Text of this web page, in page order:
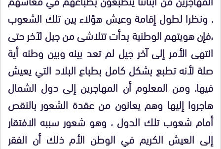
. ونظرا لطول إقامة وعيش هؤلاء بين تلك الشعوب
،فإن هويتهم الوطنية بدأت تتلاشى من جيل لآخر حتى
انتهى الأمر إلى آخر جيل لم تعد بينه وبين وطنه أية
صلة لأنه تطبع بشكل كامل بطباع البلاد التي يعيش
فيها. ومن المعلوم أن المهاجرين إلى دول الشمال
هاجروا إليها وهم يعانون من عقدة الشعور بالنقص
أمام شعوب تلك الدول ، وهو شعور سببه الافتقار
إلى العيش الكريم في الوطن الأم ذلك أن الفقر